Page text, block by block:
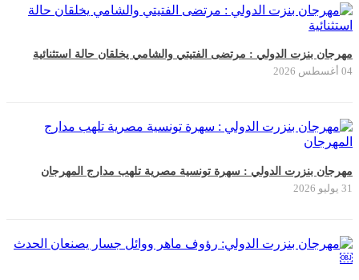
مهرجان بنزت الدولي : مرتضى الفتيتي والشامي يخلقان حالة استثنائية
04 أغسطس 2026
مهرجان بنزرت الدولي : سهرة تونسية مصرية تلهب مدارج المهرجان
31 يوليو 2026